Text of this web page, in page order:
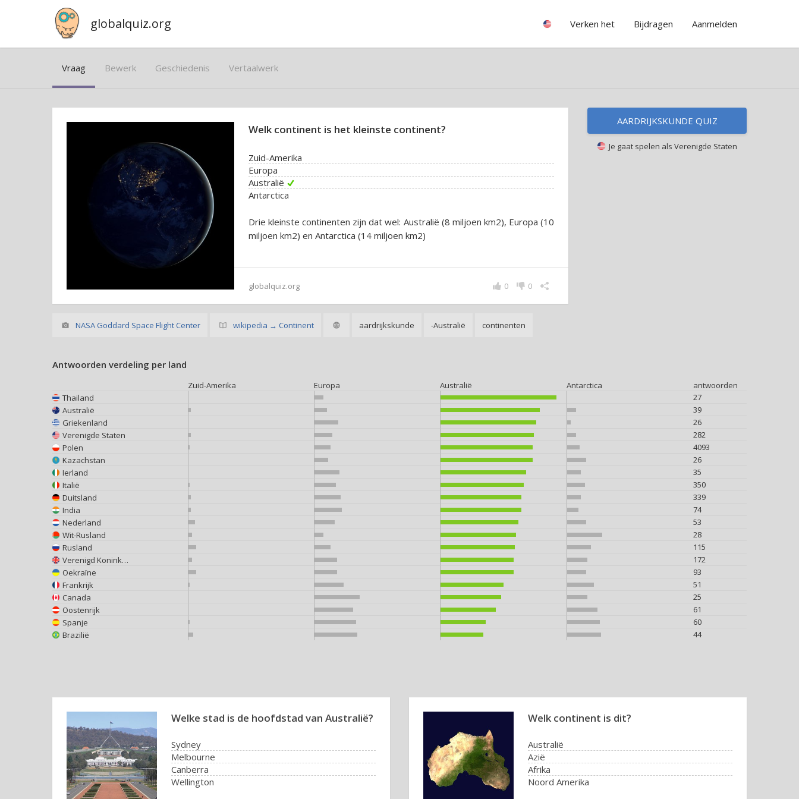
globalquiz.org Verken het Bijdragen Aanmelden
Vraag Bewerk Geschiedenis Vertaalwerk
Welk continent is het kleinste continent?
Zuid-Amerika
Europa
Australië
Antarctica
Drie kleinste continenten zijn dat wel: Australië (8 miljoen km2), Europa (10
miljoen km2) en Antarctica (14 miljoen km2)
globalquiz.org 0
0
NASA Goddard Space Flight Center wikipedia → Continent aardrijkskunde -Australië continenten
AARDRIJKSKUNDE QUIZ
Je gaat spelen als Verenigde Staten
Antwoorden verdeling per land
Zuid-Amerika Europa Australië Antarctica
antwoorden
Thailand
27
Australië
39
Griekenland
26
Verenigde Staten
282
Polen
4093
Kazachstan
26
Ierland
35
Italië
350
Duitsland
339
India
74
Nederland
53
Wit-Rusland
28
Rusland
115
Verenigd Koninkrijk
172
Oekraïne
93
Frankrijk
51
Canada
25
Oostenrijk
61
Spanje
60
Brazilië
44
Welke stad is de hoofdstad van Australië?
Sydney
Melbourne
Canberra
Wellington
Welk continent is dit?
Australië
Azië
Afrika
Noord Amerika